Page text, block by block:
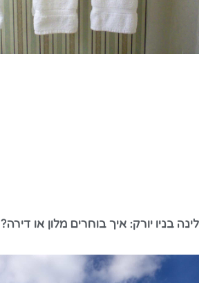
לינה בניו יורק: איך בוחרים מלון או דירה?